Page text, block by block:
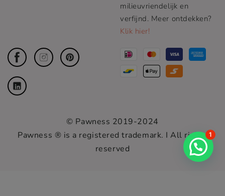
milieuvriendelijk en
verfijnd. Meer ontdekken?
Klik hier!
© Pawness 2019-2024
Pawness ® is a registered trademark. I All rights
reserved
1